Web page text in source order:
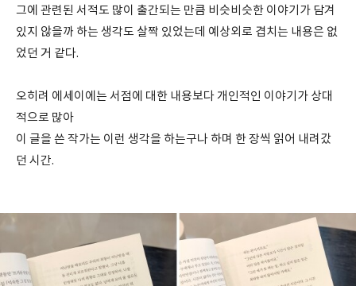
그에 관련된 서적도 많이 출간되는 만큼 비슷비슷한 이야기가 담겨
있지 않을까 하는 생각도 살짝 있었는데 예상외로 겹치는 내용은 없
었던 거 같다.
오히려 에세이에는 서점에 대한 내용보다 개인적인 이야기가 상대
적으로 많아
이 글을 쓴 작가는 이런 생각을 하는구나 하며 한 장씩 읽어 내려갔
던 시간.